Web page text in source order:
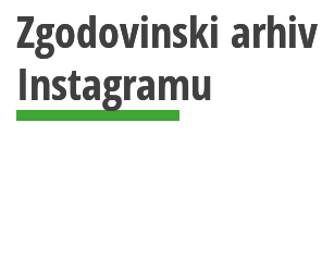
Zgodovinski
Instagramu